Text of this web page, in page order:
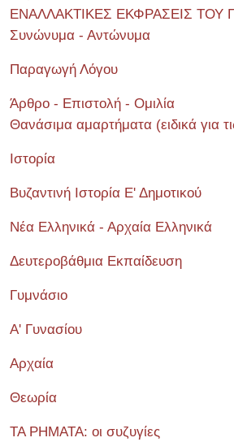
ΕΝΑΛΛΑΚΤΙΚΕΣ ΕΚΦΡΑΣΕΙΣ ΤΟΥ
Συνώνυμα - Αντώνυμα
Παραγωγή Λόγου
Άρθρο - Επιστολή - Ομιλία
Θανάσιμα αμαρτήματα (ειδικά για
Ιστορία
Βυζαντινή Ιστορία Ε' Δημοτικού
Νέα Ελληνικά - Αρχαία Ελληνικά
Δευτεροβάθμια Εκπαίδευση
Γυμνάσιο
Α' Γυνασίου
Αρχαία
Θεωρία
ΤΑ ΡΗΜΑΤΑ: οι συζυγίες